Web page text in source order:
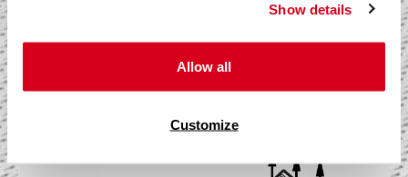
Show details
Allow all
Customize
abnehmbaren Bezug in zwei Hälften und erlaubt somit
Mehr über den HyBreeze®Funk­tions­bezug